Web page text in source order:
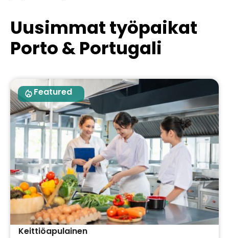
Uusimmat työpaikat
Porto & Portugali
Featured
Keittiöapulainen